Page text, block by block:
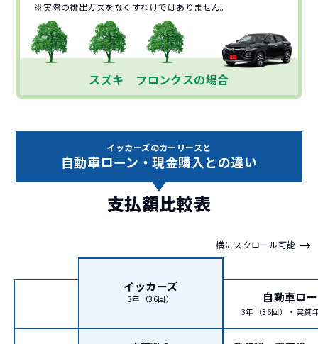
※実際の排出ガスをなくすわけではありません。
スズキ フロンクスの場合
イッカーズのカーリースと
自動車ローン・現金購入との違い
支払額比較表
横にスクロール可能 →
イッカーズ
3年（36回） 自動車ロ
3年（36回）・実質